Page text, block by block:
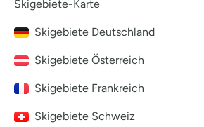
Skigebiete-Karte
Skigebiete Deutschland
Skigebiete Österreich
Skigebiete Frankreich
Skigebiete Schweiz